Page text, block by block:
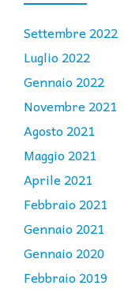
Settembre 2022
Luglio 2022
Gennaio 2022
Novembre 2021
Agosto 2021
Maggio 2021
Aprile 2021
Febbraio 2021
Gennaio 2021
Gennaio 2020
Febbraio 2019